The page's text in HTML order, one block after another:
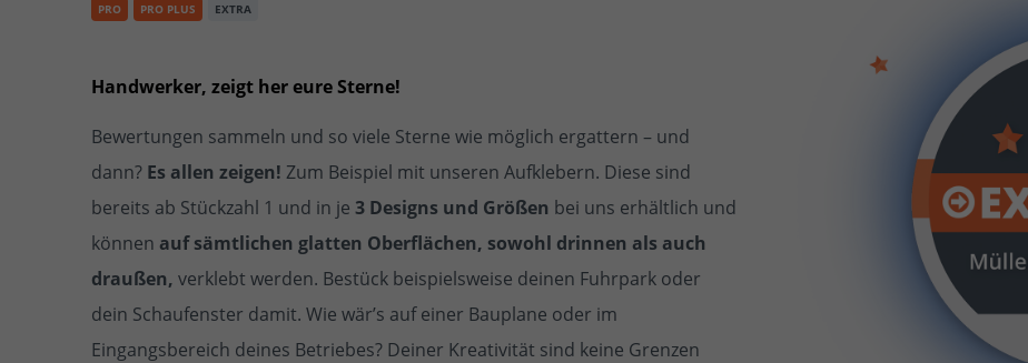
PRO PRO PLUS EXTRA
Handwerker, zeigt her eure Sterne!
Bewertungen sammeln und so viele Sterne wie möglich ergattern – und
dann? Es allen zeigen! Zum Beispiel mit unseren Aufklebern. Diese sind
bereits ab Stückzahl 1 und in je 3 Designs und Größen bei uns erhältlich und
können auf sämtlichen glatten Oberflächen, sowohl drinnen als auch
draußen, verklebt werden. Bestück beispielsweise deinen Fuhrpark oder
dein Schaufenster damit. Wie wär’s auf einer Bauplane oder im
Eingangsbereich deines Betriebes? Deiner Kreativität sind keine Grenzen